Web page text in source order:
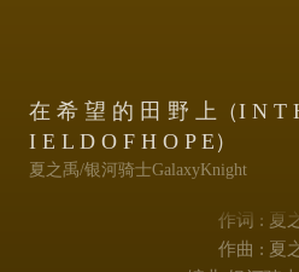
在 希 望 的 田 野 上（I N T
I E L D O F H O P E）
夏之禹/银河骑士GalaxyKnight
作词 : 夏
作曲 : 夏